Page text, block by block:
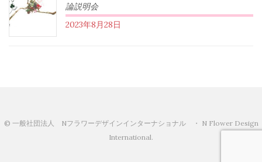
論説明会
2023年8月28日
© 一般社団法人 Nフラワーデザインインターナショナル ・ N Flower Design
International.